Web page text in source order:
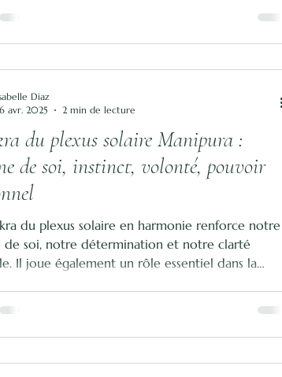
est essentiel pour agir efficacement. Chaque
correspond à des aspects spécifiques de notre
du plexus solaire Manipura :
de soi, instinct, volonté, pouvoir
du plexus solaire en harmonie renforce notre
de soi, notre détermination et notre clarté
Il joue également un rôle essentiel dans la
Diaz
avr. 2025
2 min de lecture